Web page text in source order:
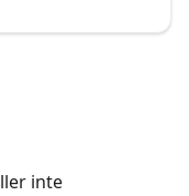
inte